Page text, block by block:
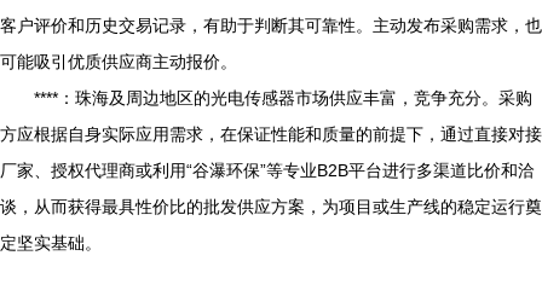
客户评价和历史交易记录，有助于判断其可靠性。主动发布采购需求，也
可能吸引优质供应商主动报价。
****：珠海及周边地区的光电传感器市场供应丰富，竞争充分。采购
方应根据自身实际应用需求，在保证性能和质量的前提下，通过直接对接
厂家、授权代理商或利用“谷瀑环保”等专业B2B平台进行多渠道比价和洽
谈，从而获得最具性价比的批发供应方案，为项目或生产线的稳定运行奠
定坚实基础。